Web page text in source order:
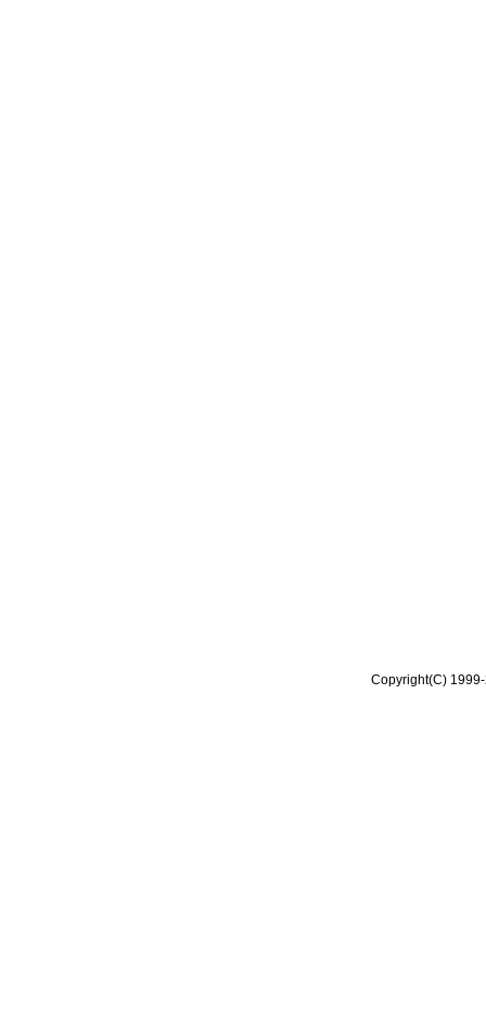
Copyright(C)